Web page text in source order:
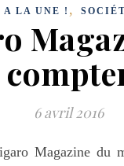
A LA UNE ! ,
6 avril 2016
Magazine